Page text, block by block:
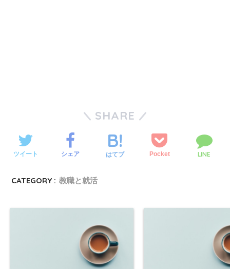
SHARE
ツイート シェア はてブ Pocket LINE
CATEGORY : 教職と就活